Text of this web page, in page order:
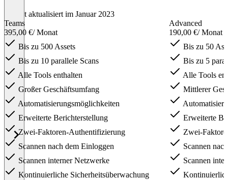
Zuletzt aktualisiert im Januar 2023
Teams
395,00 €/ Monat
Bis zu 500 Assets
Bis zu 10 parallele Scans
Alle Tools enthalten
Großer Geschäftsumfang
Automatisierungsmöglichkeiten
Erweiterte Berichterstellung
Zwei-Faktoren-Authentifizierung
Scannen nach dem Einloggen
Scannen interner Netzwerke
Kontinuierliche Sicherheitsüberwachung
Advanced
190,00 €/ Monat
Bis zu 50
Bis zu 5
Alle Tools
Mittlerer
Erweiterte
Zwei-
Scannen
Scannen